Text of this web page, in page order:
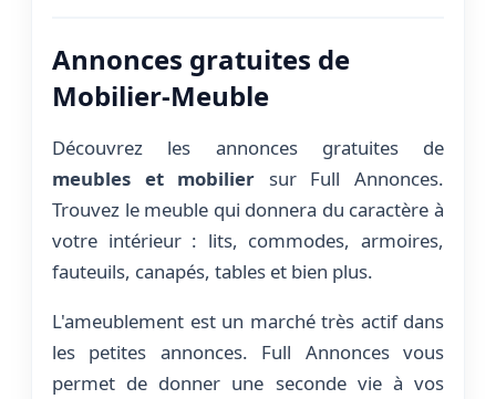
Annonces gratuites de
Mobilier-Meuble
Découvrez les annonces gratuites de
meubles et mobilier sur Full Annonces.
Trouvez le meuble qui donnera du caractère à
votre intérieur : lits, commodes, armoires,
fauteuils, canapés, tables et bien plus.
L'ameublement est un marché très actif dans
les petites annonces. Full Annonces vous
permet de donner une seconde vie à vos